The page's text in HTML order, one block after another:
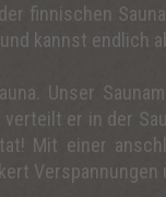
finnischen
kannst endlich
Unser
er in der
Mit einer